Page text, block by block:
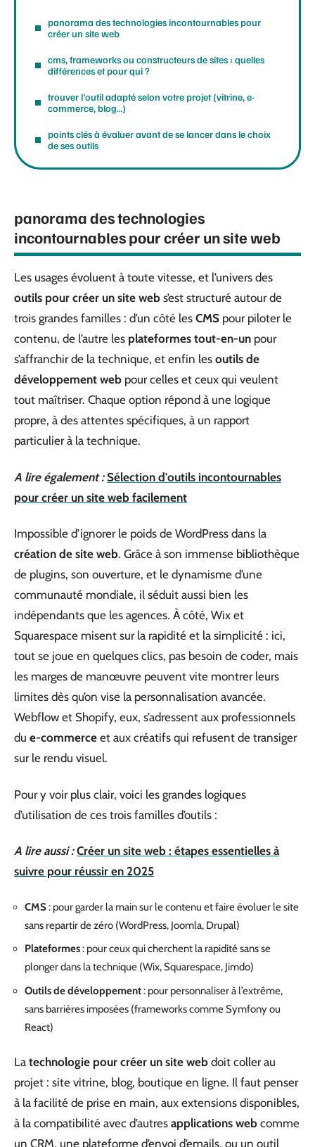
panorama des technologies incontournables pour
créer un site web
cms, frameworks ou constructeurs de sites : quelles
différences et pour qui ?
trouver l’outil adapté selon votre projet (vitrine, e-
commerce, blog…)
points clés à évaluer avant de se lancer dans le choix
de ses outils
panorama des technologies
incontournables pour créer un site web
Les usages évoluent à toute vitesse, et l’univers des
outils pour créer un site web s’est structuré autour de
trois grandes familles : d’un côté les CMS pour piloter le
contenu, de l’autre les plateformes tout-en-un pour
s’affranchir de la technique, et enfin les outils de
développement web pour celles et ceux qui veulent
tout maîtriser. Chaque option répond à une logique
propre, à des attentes spécifiques, à un rapport
particulier à la technique.
A lire également : Sélection d'outils incontournables
pour créer un site web facilement
Impossible d’ignorer le poids de WordPress dans la
création de site web. Grâce à son immense bibliothèque
de plugins, son ouverture, et le dynamisme d’une
communauté mondiale, il séduit aussi bien les
indépendants que les agences. À côté, Wix et
Squarespace misent sur la rapidité et la simplicité : ici,
tout se joue en quelques clics, pas besoin de coder, mais
les marges de manœuvre peuvent vite montrer leurs
limites dès qu’on vise la personnalisation avancée.
Webflow et Shopify, eux, s’adressent aux professionnels
du e-commerce et aux créatifs qui refusent de transiger
sur le rendu visuel.
Pour y voir plus clair, voici les grandes logiques
d’utilisation de ces trois familles d’outils :
A lire aussi : Créer un site web : étapes essentielles à
suivre pour réussir en 2025
CMS: pour garder la main sur le contenu et faire évoluer le site
sans repartir de zéro (WordPress, Joomla, Drupal)
Plateformes: pour ceux qui cherchent la rapidité sans se
plonger dans la technique (Wix, Squarespace, Jimdo)
Outils de développement: pour personnaliser à l’extrême,
sans barrières imposées (frameworks comme Symfony ou
React)
La technologie pour créer un site web doit coller au
projet : site vitrine, blog, boutique en ligne. Il faut penser
à la facilité de prise en main, aux extensions disponibles,
à la compatibilité avec d’autres applications web comme
un CRM, une plateforme d’envoi d’emails, ou un outil